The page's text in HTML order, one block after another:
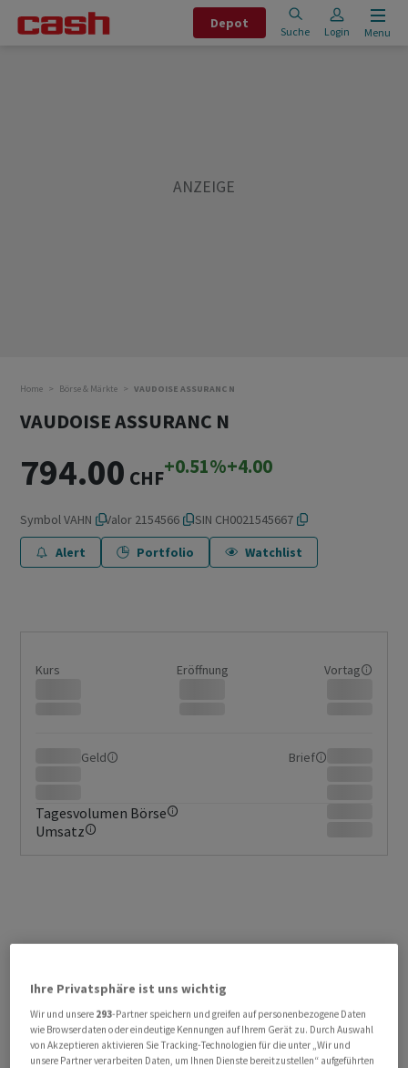
Depot
Suche Login Menu
Home Börse & Märkte VAUDOISE ASSURANC N
VAUDOISE ASSURANC N
794.00 CHF+0.51%+4.00
SymbolVAHN Valor 2154566 ISIN CH0021545667
Alert
Portfolio Watchlist
Kurs Eröffnung Vortag
Geld Brief
Tagesvolumen Börse
Umsatz
KURSENTWICKLUNG
Sie erhalten verzögerte Kurse.
Jetzt Realtime Daten erhalten
Ihre Privatsphäre ist uns wichtig
Wir und unsere 293-Partner speichern und greifen auf personenbezogene Daten
wie Browserdaten oder eindeutige Kennungen auf Ihrem Gerät zu. Durch Auswahl
von Akzeptieren aktivieren Sie Tracking-Technologien für die unter „Wir und
unsere Partner verarbeiten Daten, um Ihnen Dienste bereitzustellen“ aufgeführten